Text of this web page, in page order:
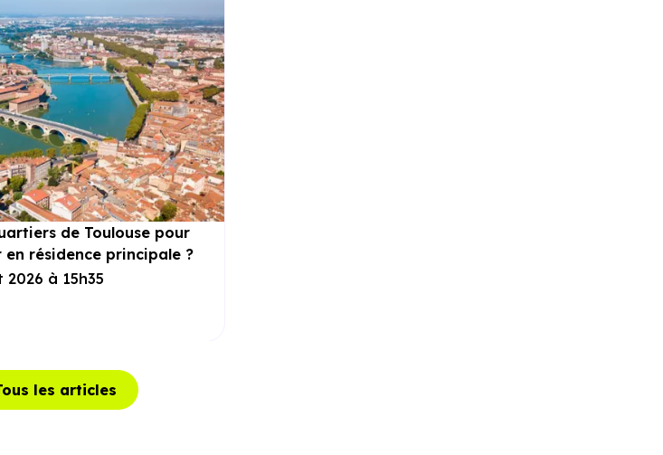
de Toulouse pour
résidence principale ?
à 15h35
les articles